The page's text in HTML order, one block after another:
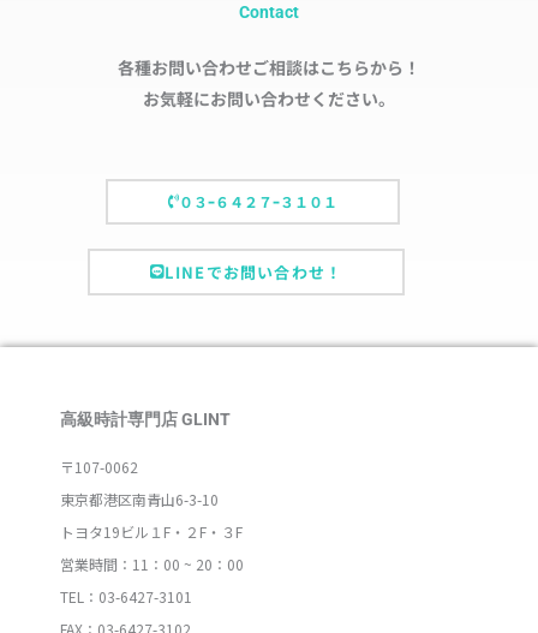
Contact
各種お問い合わせご相談はこちらから！
お気軽にお問い合わせください。
０３ｰ６４２７ｰ３１０１
LINEでお問い合わせ！
高級時計専門店 GLINT
〒107-0062
東京都港区南青山6-3-10
トヨタ19ビル１F・２F・３F
営業時間：11：00 ~ 20：00
TEL：03-6427-3101